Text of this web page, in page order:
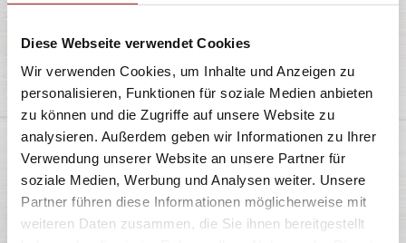
Diese Webseite verwendet Cookies
Wir verwenden Cookies, um Inhalte und Anzeigen zu
personalisieren, Funktionen für soziale Medien anbieten
zu können und die Zugriffe auf unsere Website zu
analysieren. Außerdem geben wir Informationen zu Ihrer
Verwendung unserer Website an unsere Partner für
soziale Medien, Werbung und Analysen weiter. Unsere
Partner führen diese Informationen möglicherweise mit
weiteren Daten zusammen, die Sie ihnen bereitgestellt
0,4l
inkl. 0,25 € Pfand
VIO MEDIUM